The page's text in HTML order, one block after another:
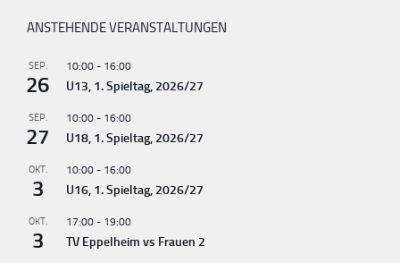
ANSTEHENDE VERANSTALTUNGEN
SEP.
26
10:00 - 16:00
U13, 1. Spieltag, 2026/27
SEP.
27
10:00 - 16:00
U18, 1. Spieltag, 2026/27
OKT.
3
10:00 - 16:00
U16, 1. Spieltag, 2026/27
OKT.
3
17:00 - 19:00
TV Eppelheim vs Frauen 2